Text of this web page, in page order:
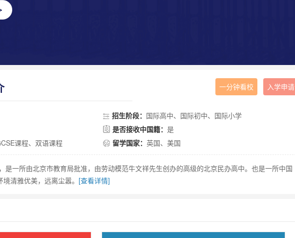
一分钟看校 入学申请
招生阶段： 国际高中、国际初中、国际小学
是否接收中国籍： 是
课程、双语课程 留学国家： 英国、美国
是一所由北京市教育局批准，由劳动模范牛文祥先生创办的高级的北京民办高中。也是一所中国
清雅优美，远离尘嚣。 [查看详情]